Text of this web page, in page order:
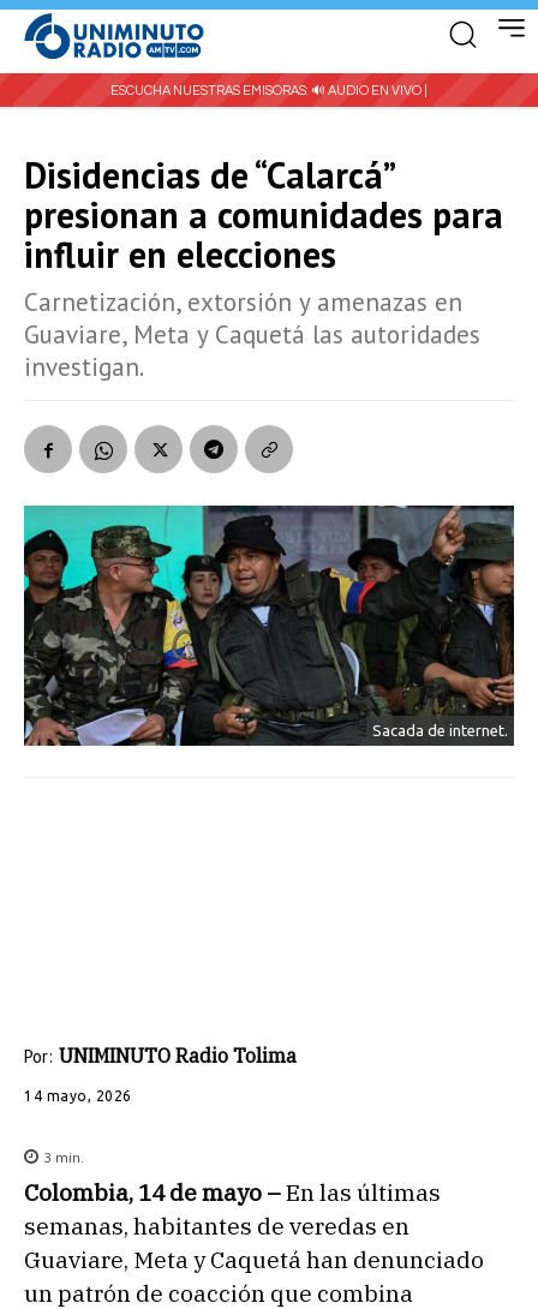
ESCUCHA NUESTRAS EMISORAS: 🔊 AUDIO EN VIVO |
Disidencias de “Calarcá”
presionan a comunidades para
influir en elecciones
Carnetización, extorsión y amenazas en
Guaviare, Meta y Caquetá las autoridades
investigan.
Sacada de internet.
Por: UNIMINUTO Radio Tolima
14 mayo, 2026
3 min.
Colombia, 14 de mayo –En las últimas
semanas, habitantes de veredas en
Guaviare, Meta y Caquetá han denunciado
un patrón de coacción que combina